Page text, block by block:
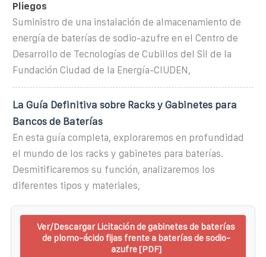
Pliegos
Suministro de una instalación de almacenamiento de
energía de baterías de sodio-azufre en el Centro de
Desarrollo de Tecnologías de Cubillos del Sil de la
Fundación Ciudad de la Energía-CIUDEN,
La Guía Definitiva sobre Racks y Gabinetes para
Bancos de Baterías
En esta guía completa, exploraremos en profundidad
el mundo de los racks y gabinetes para baterías.
Desmitificaremos su función, analizaremos los
diferentes tipos y materiales,
Ver/Descargar Licitación de gabinetes de baterías
de plomo-ácido fijas frente a baterías de sodio-
azufre [PDF]